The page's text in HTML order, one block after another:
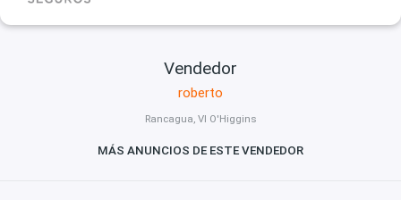
Vendedor
roberto
Rancagua, VI O'Higgins
MÁS ANUNCIOS DE ESTE VENDEDOR